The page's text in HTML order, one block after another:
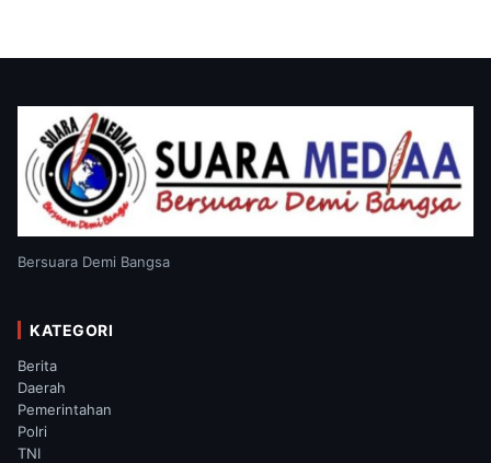
Bersuara Demi Bangsa
KATEGORI
Berita
Daerah
Pemerintahan
Polri
TNI